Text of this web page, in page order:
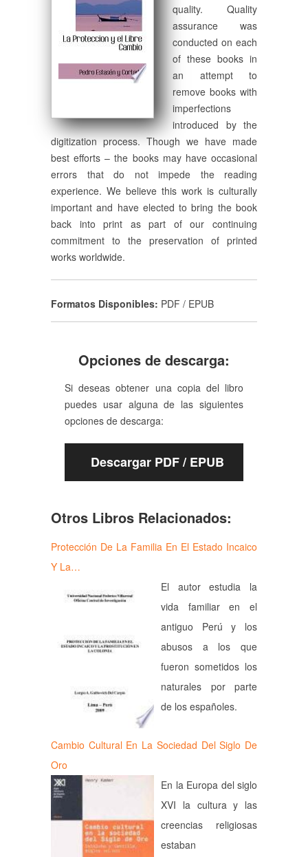
quality. Quality
assurance was
conducted on each
of these books in
an attempt to
remove books with
imperfections
introduced by the
digitization process. Though we have made
best efforts – the books may have occasional
errors that do not impede the reading
experience. We believe this work is culturally
important and have elected to bring the book
back into print as part of our continuing
commitment to the preservation of printed
works worldwide.
Formatos Disponibles: PDF / EPUB
Opciones de descarga:
Si deseas obtener una copia del libro
puedes usar alguna de las siguientes
opciones de descarga:
Descargar PDF / EPUB
Otros Libros Relacionados:
Protección De La Familia En El Estado Incaico
Y La…
El autor estudia la
vida familiar en el
antiguo Perú y los
abusos a los que
fueron sometidos los
naturales por parte
de los españoles.
Cambio Cultural En La Sociedad Del Siglo De
Oro
En la Europa del siglo
XVI la cultura y las
creencias religiosas
estaban